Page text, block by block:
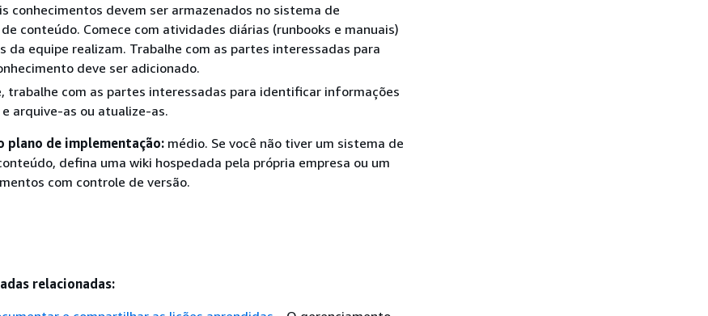
conhecimentos devem ser armazenados no sistema de
conteúdo. Comece com atividades diárias (runbooks e manuais)
da equipe realizam. Trabalhe com as partes interessadas para
deve ser adicionado.
trabalhe com as partes interessadas para identificar informações
arquive-as ou atualize-as.
plano de implementação: médio. Se você não tiver um sistema de
defina uma wiki hospedada pela própria empresa ou um
com controle de versão.
relacionadas: